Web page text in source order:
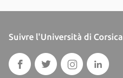
Suivre l'Università di Corsica